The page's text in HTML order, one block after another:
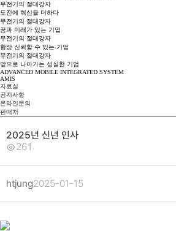
무전기의 절대강자
도전에 혁신을 더하다
무전기의 절대강자
꿈과 미래가 있는 기업
무전기의 절대강자
항상 신뢰할 수 있는 기업
무전기의 절대강자
앞으로 나아가는 성실한 기업
ADVANCED MOBILE INTEGRATED SYSTEM
AMIS
자료실
공지사항
온라인문의
판매처
2025년 신년 인사
261
htjung2025-01-15